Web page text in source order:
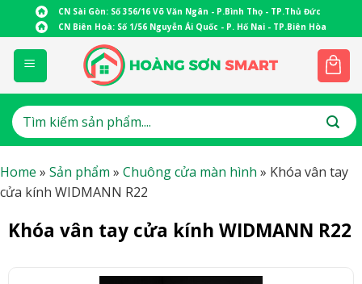
content
CN Sài Gòn: Số 356/16 Võ Văn Ngân - P.Bình Thọ - TP.Thủ Đức
CN Biên Hoà: Số 1/56 Nguyễn Ái Quốc - P. Hố Nai - TP.Biên Hòa
Tìm
kiếm:
Home » Sản phẩm » Chuông cửa màn hình » Khóa vân tay
cửa kính WIDMANN R22
Khóa vân tay cửa kính WIDMANN R22